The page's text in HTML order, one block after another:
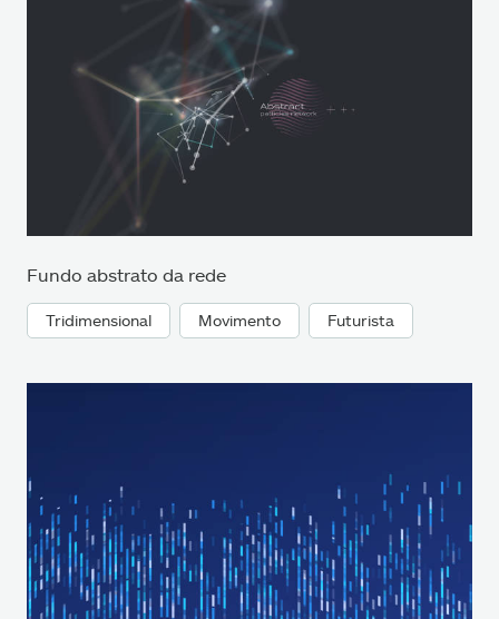
Fundo abstrato da rede
Tridimensional Movimento Futurista